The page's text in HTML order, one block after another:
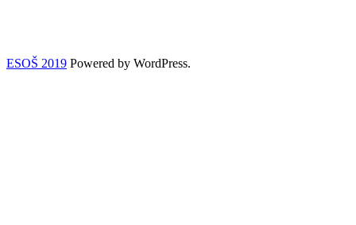
ESOŠ 2019 Powered by WordPress.